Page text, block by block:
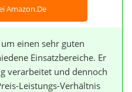
Amazon.de
einen sehr guten
Einsatzbereiche. Er
verarbeitet und dennoch
Leistungs-Verhältnis